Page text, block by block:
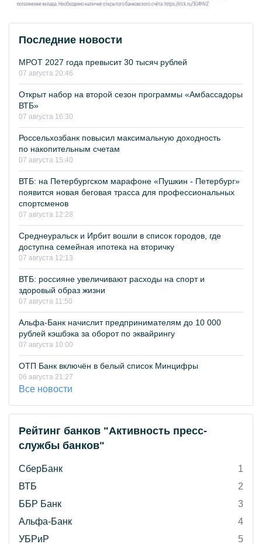
Последние новости
МРОТ 2027 года превысит 30 тысяч рублей
07 августа 20:46
Открыт набор на второй сезон программы «Амбассадоры
ВТБ»
07 августа 16:30
Россельхозбанк повысил максимальную доходность
по накопительным счетам
07 августа 15:40
ВТБ: на Петербургском марафоне «Пушкин - Петербург»
появится новая беговая трасса для профессиональных
спортсменов
07 августа 12:28
Среднеуральск и Ирбит вошли в список городов, где
доступна семейная ипотека на вторичку
07 августа 12:13
ВТБ: россияне увеличивают расходы на спорт и
здоровый образ жизни
07 августа 11:50
Альфа-Банк начислит предпринимателям до 10 000
рублей кэшбэка за оборот по эквайрингу
07 августа 10:00
ОТП Банк включён в белый список Минцифры
06 августа 21:27
Все новости
Рейтинг банков "Активность пресс-
службы банков"
СберБанк
1
ВТБ
2
ББР Банк
3
Альфа-Банк
4
УБРиР
5